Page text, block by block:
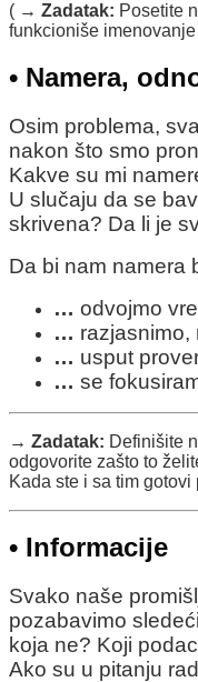
( → Zadatak: Posetite
funkcioniše
• Namera,
Osim problema,
nakon što smo
Kakve su mi
U slučaju da se
skrivena? Da li je
Da bi nam namera
… odvojmo
… razjasnimo,
… usput
… se
→ Zadatak: Definišite
odgovorite zašto to
Kada ste i sa tim
• Informacije
Svako naše
pozabavimo
koja ne? Koji
Ako su u pitanju